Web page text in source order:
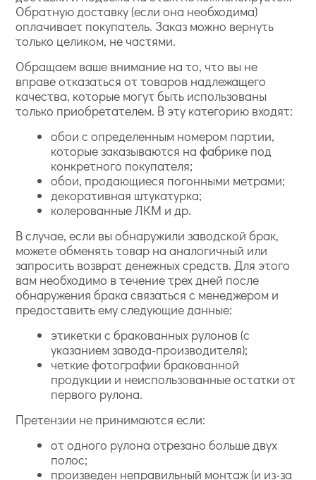
Обратную доставку (если она необходима)
оплачивает покупатель. Заказ можно вернуть
только целиком, не частями.
Обращаем ваше внимание на то, что вы не
вправе отказаться от товаров надлежащего
качества, которые могут быть использованы
только приобретателем. В эту категорию входят:
обои с определенным номером партии,
которые заказываются на фабрике под
конкретного покупателя;
обои, продающиеся погонными метрами;
декоративная штукатурка;
колерованные ЛКМ и др.
В случае, если вы обнаружили заводской брак,
можете обменять товар на аналогичный или
запросить возврат денежных средств. Для этого
вам необходимо в течение трех дней после
обнаружения брака связаться с менеджером и
предоставить ему следующие данные:
этикетки с бракованных рулонов (с
указанием завода-производителя);
четкие фотографии бракованной
продукции и неиспользованные остатки от
первого рулона.
Претензии не принимаются если:
от одного рулона отрезано больше двух
полос;
произведен неправильный монтаж (и из-за